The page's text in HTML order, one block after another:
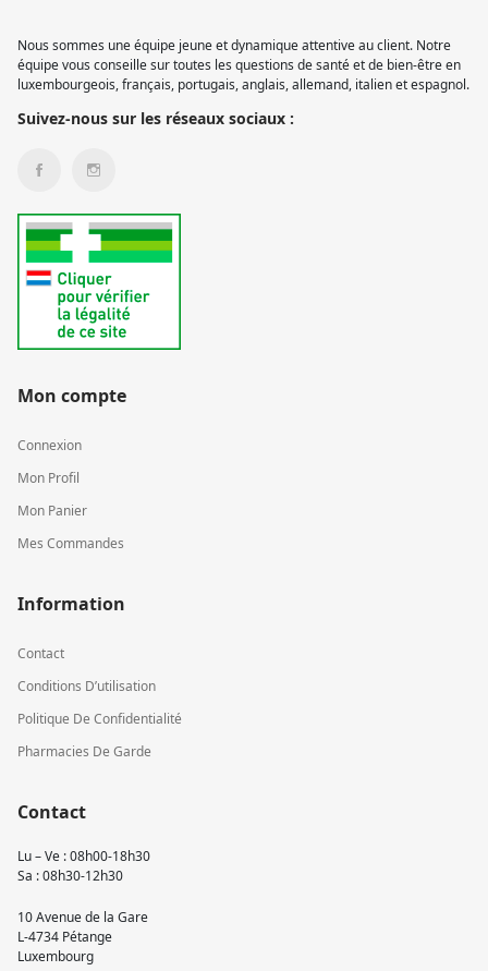
Nous sommes une équipe jeune et dynamique attentive au client. Notre
équipe vous conseille sur toutes les questions de santé et de bien-être en
luxembourgeois, français, portugais, anglais, allemand, italien et espagnol.
Suivez-nous sur les réseaux sociaux :
Mon compte
Connexion
Mon Profil
Mon Panier
Mes Commandes
Information
Contact
Conditions D’utilisation
Politique De Confidentialité
Pharmacies De Garde
Contact
Lu – Ve : 08h00-18h30
Sa : 08h30-12h30
10 Avenue de la Gare
L-4734 Pétange
Luxembourg